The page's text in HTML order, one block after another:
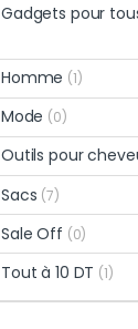
Gadgets pour
Homme (1)
Mode (0)
Outils pour
Sacs (7)
Sale Off (0)
Tout à 10 DT (1)